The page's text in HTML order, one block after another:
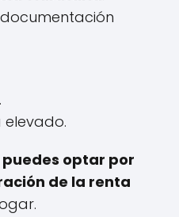
elevado.
puedes optar por
de la renta